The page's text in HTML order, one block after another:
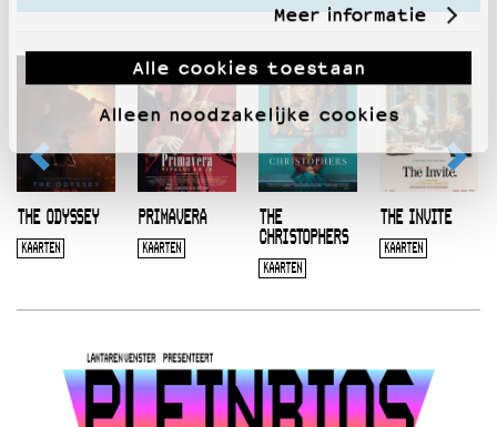
Meer informatie
Alle cookies toestaan
Alleen noodzakelijke cookies
THE ODYSSEY
KAARTEN
PRIMAVERA
KAARTEN
THE
CHRISTOPHERS
KAARTEN
THE INVITE
KAARTEN